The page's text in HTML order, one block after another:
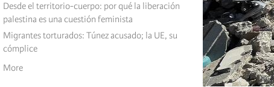
Desde el territorio-cuerpo: por qué la liberación
palestina es una cuestión feminista
Migrantes torturados: Túnez acusado; la UE, su
cómplice
More